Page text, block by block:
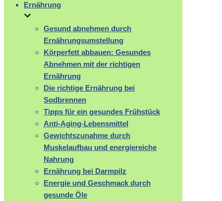
Ernährung
Gesund abnehmen durch
Ernährungsumstellung
Körperfett abbauen: Gesundes
Abnehmen mit der richtigen
Ernährung
Die richtige Ernährung bei
Sodbrennen
Tipps für ein gesundes Frühstück
Anti-Aging-Lebensmittel
Gewichtszunahme durch
Muskelaufbau und energiereiche
Nahrung
Ernährung bei Darmpilz
Energie und Geschmack durch
gesunde Öle